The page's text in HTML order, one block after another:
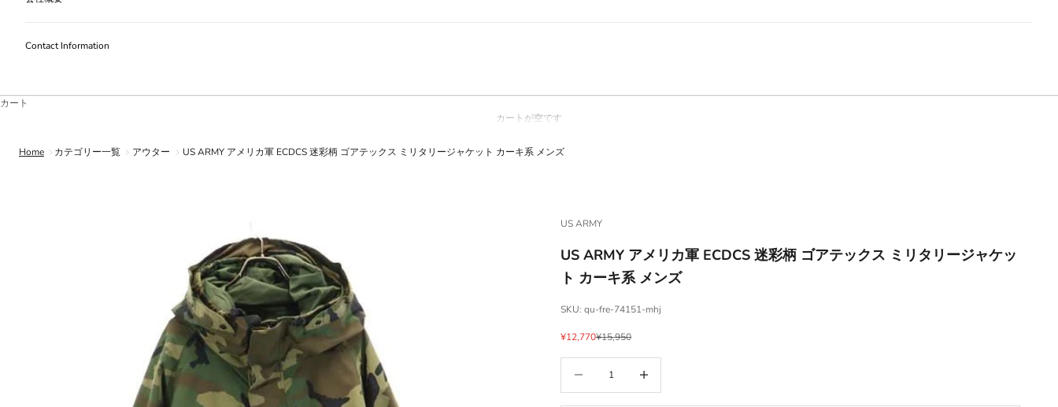
Contact Information
カート
カートが空です
Home カテゴリー一覧 アウター US ARMY アメリカ軍 ECDCS 迷彩柄 ゴアテックス ミリタリージャケット カーキ系 メンズ
US ARMY
US ARMY アメリカ軍 ECDCS 迷彩柄 ゴアテックス ミリタリージャケッ
ト カーキ系 メンズ
SKU: qu-fre-74151-mhj
セール価格
¥12,770通常価格
¥15,950